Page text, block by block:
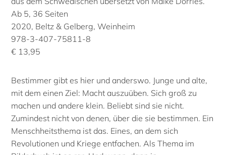
Ab 5, 36 Seiten
2020, Beltz & Gelberg, Weinheim
978-3-407-75811-8
€ 13,95
Bestimmer gibt es hier und anderswo. Junge und alte,
mit dem einen Ziel: Macht auszuüben. Sich groß zu
machen und andere klein. Beliebt sind sie nicht.
Zumindest nicht von denen, über die sie bestimmen. Ein
Menschheitsthema ist das. Eines, an dem sich
Revolutionen und Kriege entfachen. Als Thema im